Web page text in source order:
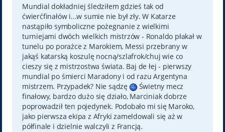
t
Mundial dokładniej śledziłem gdzieś tak od
ćwierćfinałów i...w sumie nie był zły. W Katarze
nastąpiło symboliczne pożegnanie z wielkimi
turniejami dwóch wielkich mistrzów - Ronaldo płakał w
tunelu po porażce z Marokiem, Messi przebrany w
jakąś katarską koszulę nocną/szlafrok/chuj wie co
cieszy się z mistrzostwa świata. Baj de łej - pierwszy
mundial po śmierci Maradony i od razu Argentyna
mistrzem. Przypadek? Nie sądzę
Świetny mecz
finałowy, bardzo dużo się działo, Marciniak dobrze
poprowadził ten pojedynek. Podobało mi się Maroko,
jako pierwsza ekipa z Afryki zameldowali się aż w
półfinale i dzielnie walczyli z Francją.